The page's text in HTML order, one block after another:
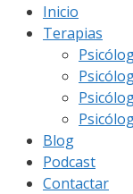
Inicio
Terapias
Blog
Podcast
Contactar